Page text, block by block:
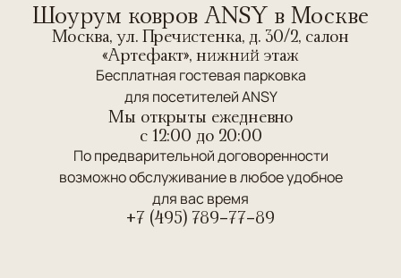
Шоурум ковров ANSY в Москве
Москва, ул. Пречистенка, д. 30/2, салон
«Артефакт», нижний этаж
Бесплатная гостевая парковка
для посетителей ANSY
Мы открыты ежедневно
c 12:00 до 20:00
По предварительной договоренности
возможно обслуживание в любое удобное
для вас время
+7 (495) 789-77-89